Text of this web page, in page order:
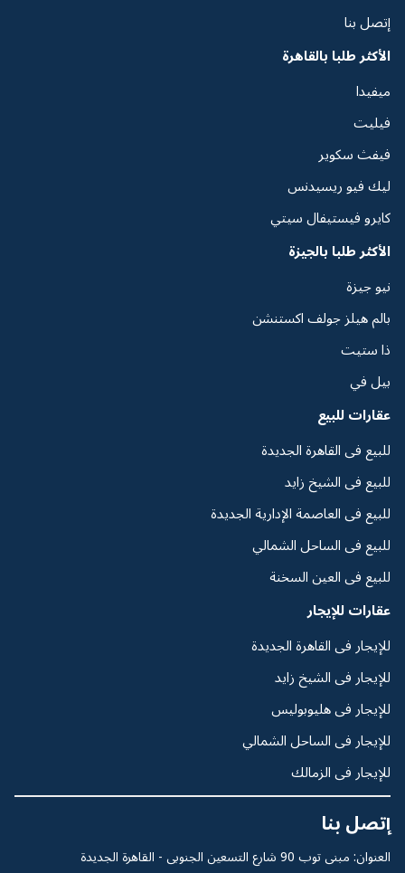
إتصل بنا
الأكثر طلبا بالقاهرة
ميفيدا
فيليت
فيفث سكوير
ليك فيو ريسيدنس
كايرو فيستيفال سيتي
الأكثر طلبا بالجيزة
نيو جيزة
بالم هيلز جولف اكستنشن
ذا ستيت
بيل في
عقارات للبيع
للبيع فى القاهرة الجديدة
للبيع فى الشيخ زايد
للبيع فى العاصمة الإدارية الجديدة
للبيع فى الساحل الشمالي
للبيع فى العين السخنة
عقارات للإيجار
للإيجار فى القاهرة الجديدة
للإيجار فى الشيخ زايد
للإيجار فى هليوبوليس
للإيجار فى الساحل الشمالي
للإيجار فى الزمالك
إتصل بنا
العنوان: مبنى توب 90 شارع التسعين الجنوبى - القاهرة الجديدة